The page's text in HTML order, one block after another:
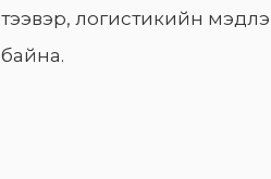
тээвэр, логистикийн
байна.